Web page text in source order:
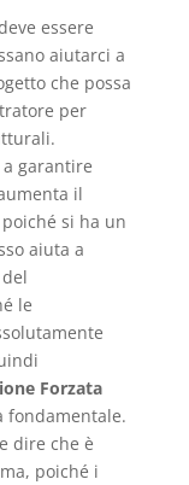
essere
aiutarci a
che possa
per
garantire
il
si ha un
aiuta a
le
Forzata
dire che è
poiché i